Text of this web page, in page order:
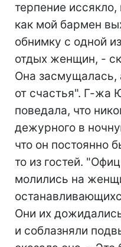
терпение иссякло,
как мой бармен
обнимку с одной
отдых женщин, -
Она засмущалась,
от счастья". Г-жа
поведала, что
дежурного в
что он постоянно
то из гостей.
молились на
Они их
и соблазняли